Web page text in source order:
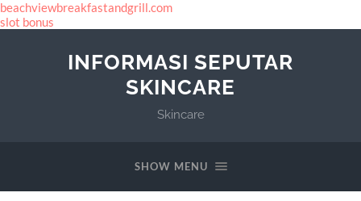
beachviewbreakfastandgrill.com
slot bonus
INFORMASI SEPUTAR
SKINCARE
Skincare
SHOW MENU